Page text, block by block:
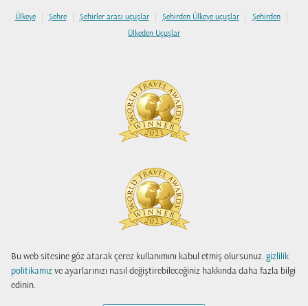
Bu web sitesine göz atarak çerez kullanımını kabul etmiş olursunuz. gizlilik
politikamız ve ayarlarınızı nasıl değiştirebileceğiniz hakkında daha fazla bilgi
edinin.
Ülkeye | Şehre | Şehirler arası uçuşlar | Şehirden Ülkeye uçuşlar | Şehirden |
Ülkeden Uçuşlar